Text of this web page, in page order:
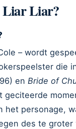
Liar Liar?
– wordt
die
en Bride of
geciteerde
het personage,
des te groter